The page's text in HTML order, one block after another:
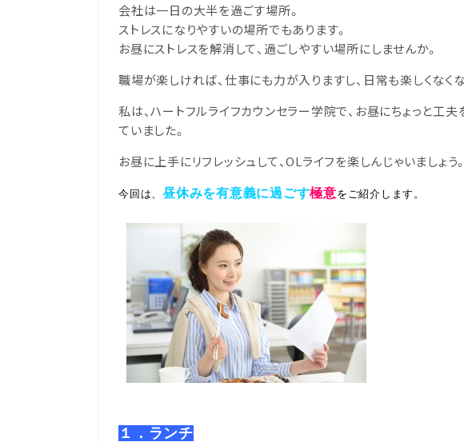
会社は一日の大半を過ごす場所。
ストレスになりやすいの場所でもあります。
お昼にストレスを解消して、過ごしやすい場所にしませんか。
職場が楽しければ、仕事にも力が入りますし、日常も楽しくなくな
私は、ハートフルライフカウンセラー学院で、お昼にちょっと工
ていました。
お昼に上手にリフレッシュして、OLライフを楽しんじゃいましょう。
今回は、 昼休みを有意義に過ごす極意をご紹介します。
１．ランチ